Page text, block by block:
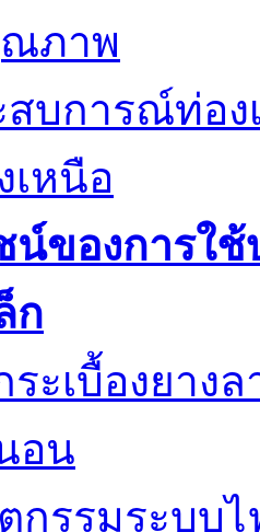
ภาพ
สบการณ์ท่อ
เหนือ
น์ของการใ
ก
ระเบื้องยาง
อน
กรรมระบบ